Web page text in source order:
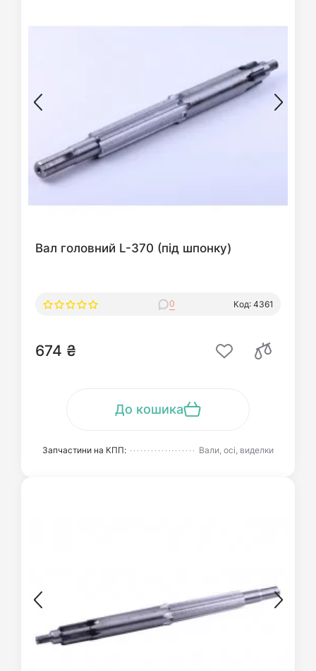
Вал головний L-370 (під шпонку)
0 Код: 4361
674 ₴
До кошика
Запчастини на КПП: Вали, осі, виделки